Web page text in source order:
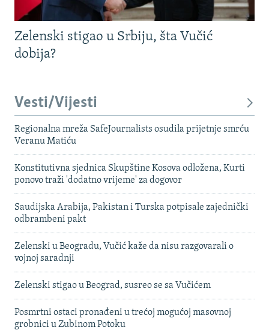
Zelenski stigao u Srbiju, šta Vučić
dobija?
Vesti/Vijesti
Regionalna mreža SafeJournalists osudila prijetnje smrću
Veranu Matiću
Konstitutivna sjednica Skupštine Kosova odložena, Kurti
ponovo traži 'dodatno vrijeme' za dogovor
Saudijska Arabija, Pakistan i Turska potpisale zajednički
odbrambeni pakt
Zelenski u Beogradu, Vučić kaže da nisu razgovarali o
vojnoj saradnji
Zelenski stigao u Beograd, susreo se sa Vučićem
Posmrtni ostaci pronađeni u trećoj mogućoj masovnoj
grobnici u Zubinom Potoku